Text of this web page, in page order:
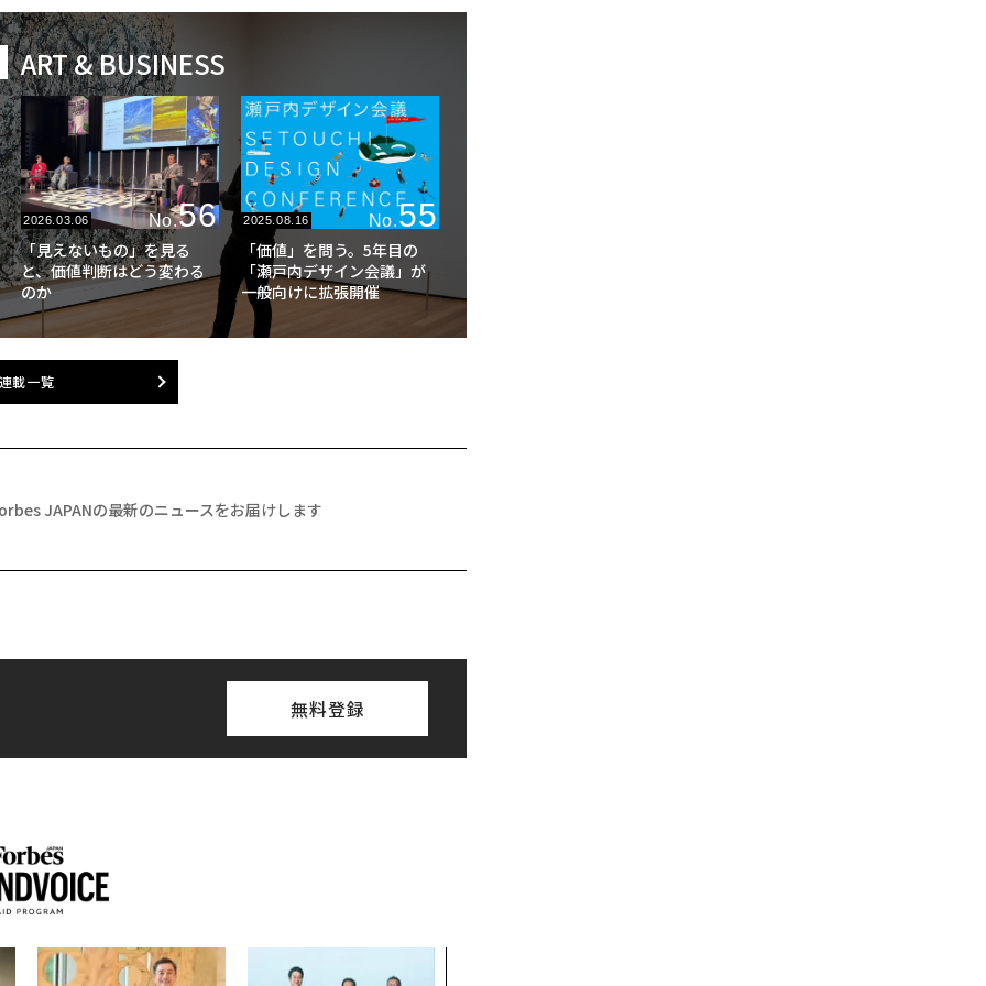
ART & BUSINESS
2026.03.06 No.56
「見えないもの」を見る
と、価値判断はどう変わる
のか
2025.08.16 No.55
「価値」を問う。5年目の
「瀬戸内デザイン会議」が
一般向けに拡張開催
載一覧
JAPANの最新のニュースをお届けします
無料登録